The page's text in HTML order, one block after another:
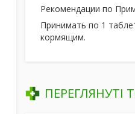
Рекомендации по
Принимать по 1
кормящим.
ПЕРЕГЛЯНУТІ